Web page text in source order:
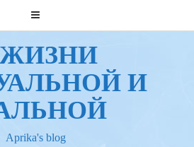
И
Aprika's blog